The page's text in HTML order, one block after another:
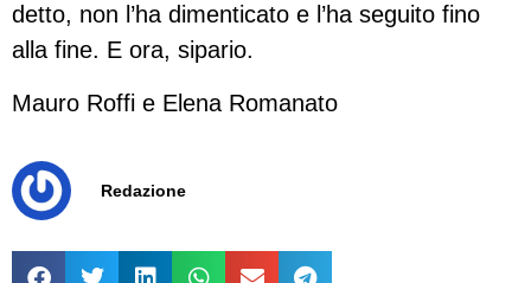
detto, non l’ha dimenticato e l’ha seguito fino
alla fine. E ora, sipario.
Mauro Roffi e Elena Romanato
Redazione